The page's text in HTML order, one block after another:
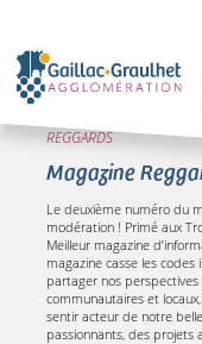
REGGARDS
Magazine
Le deuxième numéro du
modération ! Primé aux
Meilleur magazine
magazine casse les
partager nos
communautaires et
sentir acteur de notre
passionnants, des projets